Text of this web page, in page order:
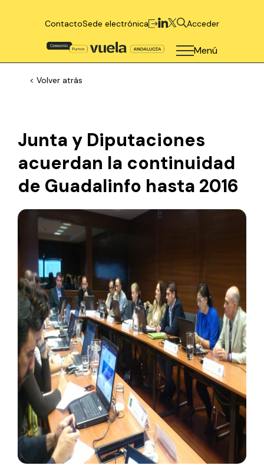
ContactoSede electrónica Acceder
Menú
< Volver atrás
Junta y Diputaciones
acuerdan la continuidad
de Guadalinfo hasta 2016